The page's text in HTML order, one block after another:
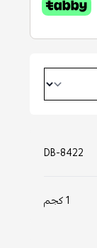
DB-8422
1 كجم